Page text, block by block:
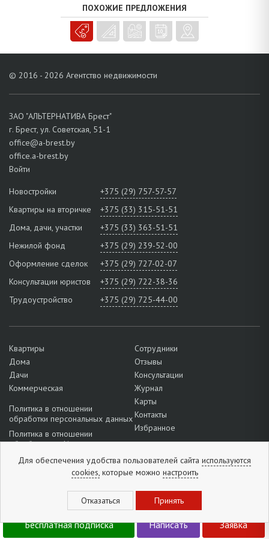
природные водоемы.
Договаривайтесь о просмотре в течение дня!
Бесплатная подписка Написать Заявка
+375 (29) 507-99-29
ПОХОЖИЕ ПРЕДЛОЖЕНИЯ
© 2016 - 2026 Агентство недвижимости
ЗАО "АЛЬТЕРНАТИВА Брест"
г. Брест, ул. Советская, 51-1
office@a-brest.by
office.a-brest.by
Войти
Новостройки
+375 (29) 757-57-57
Квартиры на вторичке
+375 (33) 315-51-51
Дома, дачи, участки
+375 (33) 363-51-51
Нежилой фонд
+375 (29) 239-52-00
Оформление сделок
+375 (29) 727-02-07
Консультации юристов
+375 (29) 722-38-36
Трудоустройство
+375 (29) 725-44-00
Квартиры
Дома
Дачи
Коммерческая
Политика в отношении
обработки персональных данных
Политика в отношении
обработки cookie
Подробнее о настройках файлов
Сотрудники
Отзывы
Консультации
Журнал
Карты
Контакты
Избранное
Отзывы: 5из5 (1296 отзывов)
Для обеспечения удобства пользователей сайта используются
cookies,которые можно настроить